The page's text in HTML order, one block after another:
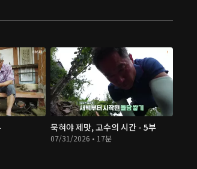
묵혀야 제맛, 고수의 시간 - 5부
07/31/2026 • 17분